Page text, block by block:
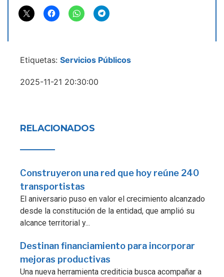
Etiquetas: Servicios Públicos
2025-11-21 20:30:00
RELACIONADOS
Construyeron una red que hoy reúne 240
transportistas
El aniversario puso en valor el crecimiento alcanzado
desde la constitución de la entidad, que amplió su
alcance territorial y...
Destinan financiamiento para incorporar
mejoras productivas
Una nueva herramienta crediticia busca acompañar a